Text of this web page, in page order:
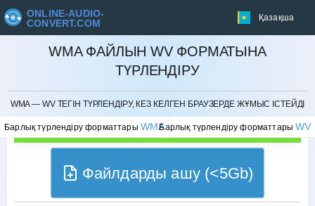
ONLINE-AUDIO-
CONVERT.COM
Қазақша
WMA ФАЙЛЫН WV ФОРМАТЫНА
ТҮРЛЕНДІРУ
WMA — WV ТЕГІН ТҮРЛЕНДІРУ, КЕЗ КЕЛГЕН БРАУЗЕРДЕ ЖҰМЫС ІСТЕЙДІ
Барлық түрлендіру форматтары WMAБарлық түрлендіру форматтарыWV
БОЛДЫРМАУ
Файлдарды ашу (<5Gb)